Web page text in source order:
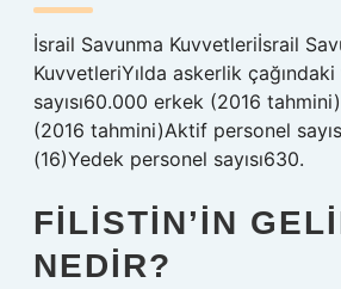
İsrail Savunma Kuvvetleriİsrail
KuvvetleriYılda askerlik
sayısı60.000 erkek (2016
(2016 tahmini)Aktif personel
(16)Yedek personel sayısı630.
FILISTIN’IN
NEDIR?